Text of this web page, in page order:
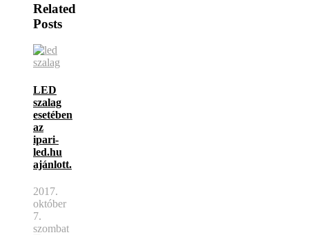
Related
Posts
LED
szalag
esetében
az
ipari-
led.hu
ajánlott.
2017.
október
7.
szombat